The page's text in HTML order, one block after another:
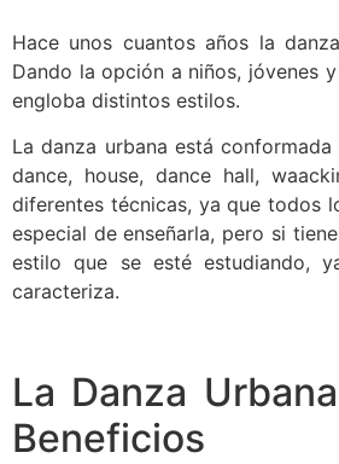
Hace unos cuantos años la
Dando la opción a niños, jóvenes
engloba distintos estilos.
La danza urbana está
dance, house, dance hall,
diferentes técnicas, ya que todos
especial de enseñarla, pero si
estilo que se esté estudiando,
caracteriza.
La Danza
Beneficios